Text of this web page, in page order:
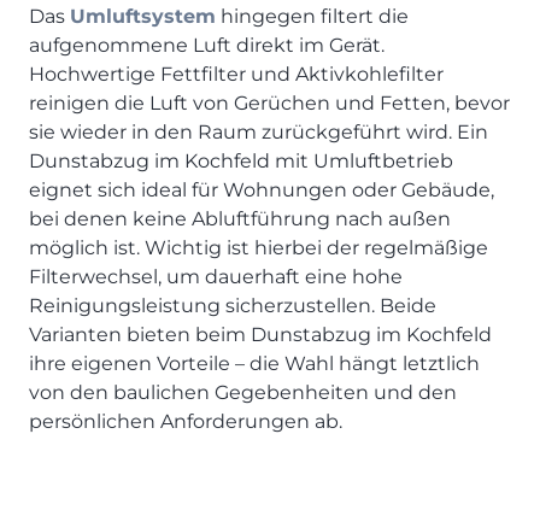
Das Umluftsystem hingegen filtert die
aufgenommene Luft direkt im Gerät.
Hochwertige Fettfilter und Aktivkohlefilter
reinigen die Luft von Gerüchen und Fetten, bevor
sie wieder in den Raum zurückgeführt wird. Ein
Dunstabzug im Kochfeld mit Umluftbetrieb
eignet sich ideal für Wohnungen oder Gebäude,
bei denen keine Abluftführung nach außen
möglich ist. Wichtig ist hierbei der regelmäßige
Filterwechsel, um dauerhaft eine hohe
Reinigungsleistung sicherzustellen. Beide
Varianten bieten beim Dunstabzug im Kochfeld
ihre eigenen Vorteile – die Wahl hängt letztlich
von den baulichen Gegebenheiten und den
persönlichen Anforderungen ab.